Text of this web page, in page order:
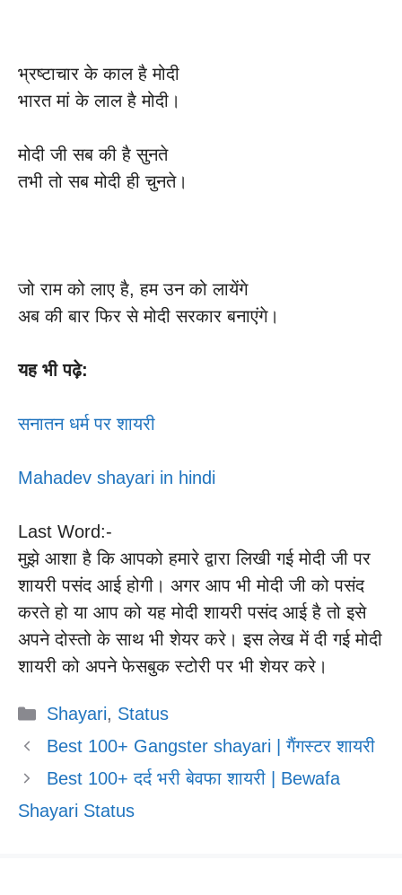
भ्रष्टाचार के काल है मोदी
भारत मां के लाल है मोदी।
मोदी जी सब की है सुनते
तभी तो सब मोदी ही चुनते।
जो राम को लाए है, हम उन को लायेंगे
अब की बार फिर से मोदी सरकार बनाएंगे।
यह भी पढ़े:
सनातन धर्म पर शायरी
Mahadev shayari in hindi
Last Word:-
मुझे आशा है कि आपको हमारे द्वारा लिखी गई मोदी जी पर
शायरी पसंद आई होगी। अगर आप भी मोदी जी को पसंद
करते हो या आप को यह मोदी शायरी पसंद आई है तो इसे
अपने दोस्तो के साथ भी शेयर करे। इस लेख में दी गई मोदी
शायरी को अपने फेसबुक स्टोरी पर भी शेयर करे।
Categories
Shayari, Status
Best 100+ Gangster shayari | गैंगस्टर शायरी
Best 100+ दर्द भरी बेवफा शायरी | Bewafa
Shayari Status